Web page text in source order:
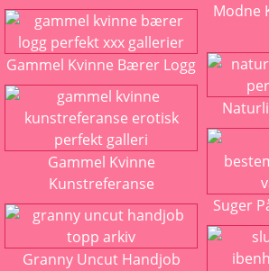
Gammel Kvinne Bærer Logg
Gammel Kvinne
Kunstreferanse
Granny Uncut Handjob
Modne
Suger